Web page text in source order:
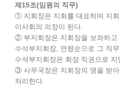
제15조(임원의 직무)
① 지회장은 지회를 대표하며 지
이사회의 의장이 된다.
② 부지회장은 지회장을 보좌하고
수석부지회장, 연령순으로 그 직
수석부지회장은 회장 직권으로 지
③ 사무국장은 지회장의 명을 받
처리한다.